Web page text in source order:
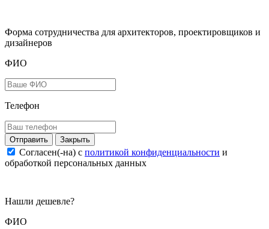
Форма сотрудничества для архитекторов, проектировщиков и
дизайнеров
ФИО
Телефон
Закрыть
Согласен(-на) c политикой конфиденциальности и
обработкой персональных данных
Нашли дешевле?
ФИО